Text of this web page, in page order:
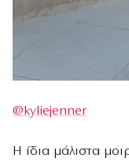
@kyliejenner
Η ίδια μάλιστα